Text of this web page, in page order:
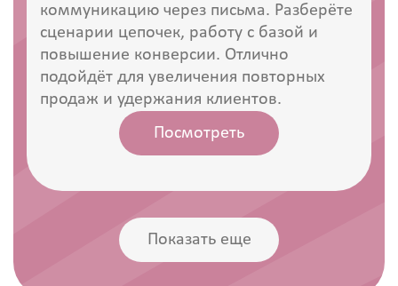
коммуникацию через письма. Разберёте
сценарии цепочек, работу с базой и
повышение конверсии. Отлично
подойдёт для увеличения повторных
продаж и удержания клиентов.
Посмотреть
Показать еще